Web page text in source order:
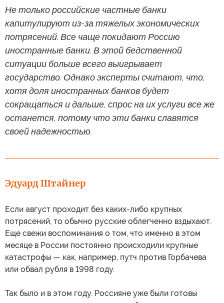
Не только российские частные банки
капитулируют из-за тяжелых экономических
потрясений. Все чаще покидают Россию
иностранные банки. В этой бедственной
ситуации больше всего выигрывает
государство. Однако эксперты считают, что,
хотя доля иностранных банков будет
сокращаться и дальше, спрос на их услуги все же
останется, потому что эти банки славятся
своей надежностью.
Эдуард Штайнер
Если август проходит без каких-либо крупных
потрясений, то обычно русские облегченно вздыхают.
Еще свежи воспоминания о том, что именно в этом
месяце в России постоянно происходили крупные
катастрофы — как, например, путч против Горбачева
или обвал рубля в 1998 году.
Так было и в этом году. Россияне уже были готовы